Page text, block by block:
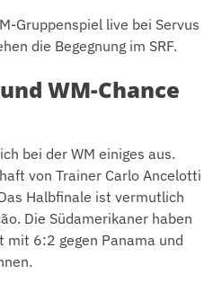
Gruppenspiel live bei Servus
die Begegnung im SRF.
WM-Chance
bei der WM einiges aus.
von Trainer Carlo Ancelotti
Halbfinale ist vermutlich
Die Südamerikaner haben
mit 6:2 gegen Panama und